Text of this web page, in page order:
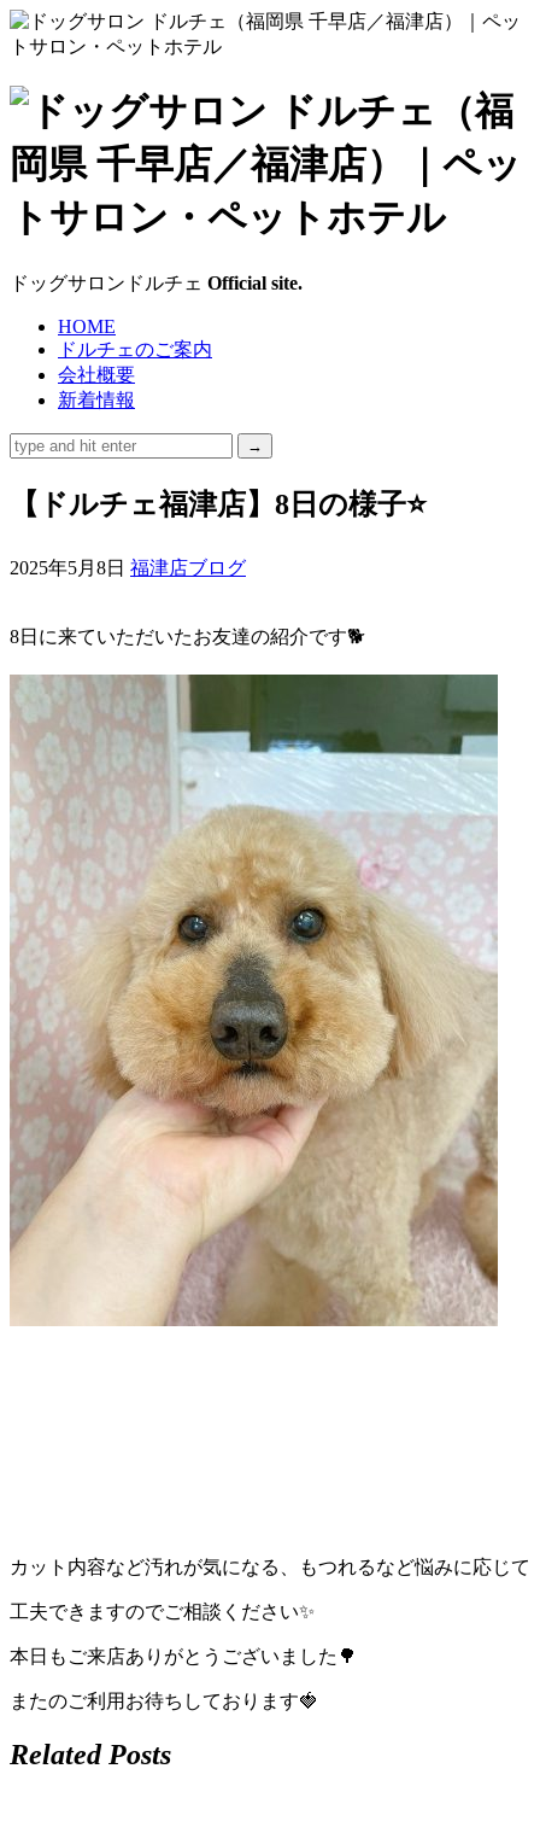
ド
ッ
グ
サ
ロ
ン
ド
ル
ェ
（福
岡
県
千
早
店
／
福
津
店）
｜
ペ
ッ
ト
ッ
ト
ホ
テ
ドッグサロンドルチェ Official site.
HOME
ドルチェのご案内
会社概要
新着情報
【ドルチェ福津店】8日の様子⭐
2025年5月8日 福津店ブログ
8日に来ていただいたお友達の紹介です🐕
カット内容など汚れが気になる、もつれるなど悩みに応じて
工夫できますのでご相談ください✨
本日もご来店ありがとうございました🌳
またのご利用お待ちしております🍓
Related Posts